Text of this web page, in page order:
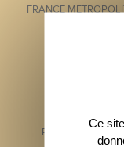
FRANCE
PAIEMENT
Ce